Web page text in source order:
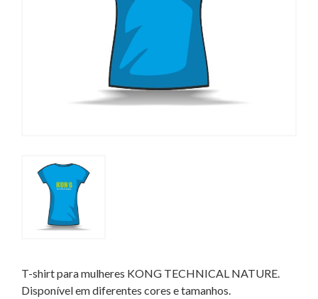
T-shirt para mulheres KONG TECHNICAL NATURE.
Disponível em diferentes cores e tamanhos.